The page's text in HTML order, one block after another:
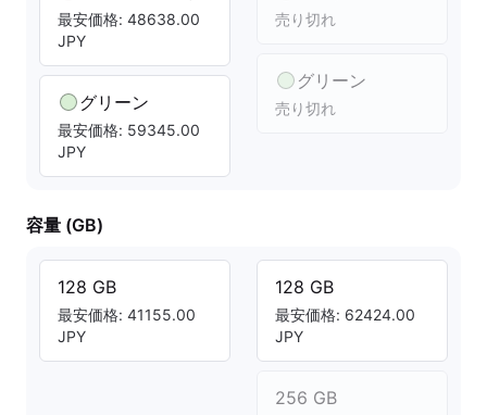
最安価格: 48638.00
JPY
グリーン
最安価格: 59345.00
JPY
売り切れ
グリーン
売り切れ
容量 (GB)
128 GB
最安価格: 41155.00
JPY
128 GB
最安価格: 62424.00
JPY
256 GB